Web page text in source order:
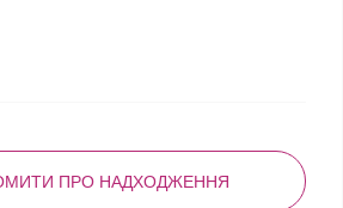
ПРО НАДХОДЖЕННЯ